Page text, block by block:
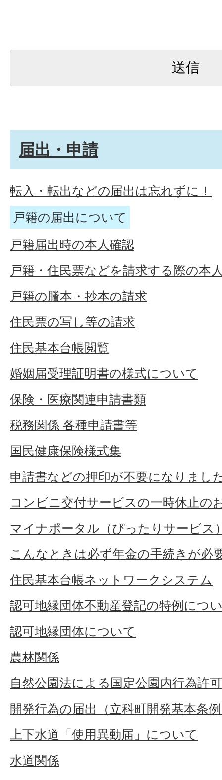
届出・申請
転入・転出などの届出は忘れずに！
戸籍の届出について
戸籍届出時の本人確認
戸籍・住民票などを請求する際の本
戸籍の謄本・抄本の請求
住民票の写し等の請求
住民基本台帳閲覧
婚姻届受理証明書の様式について
保険・医療関連申請書類
税務関係 各種申請書等
国民健康保険様式集
申請書などの押印が不要になりまし
コンビニ交付サービスの一時休止の
マイナポータル（ぴったりサービス
こんなときは必ず年金の手続きが必
住民基本台帳ネットワークシステム
認可地縁団体不動産登記の特例につ
認可地縁団体について
農林関係
自然公園法による国定公園内行為許
開発行為の届出（立科町開発基本条
上下水道「使用異動届」について
水道関係